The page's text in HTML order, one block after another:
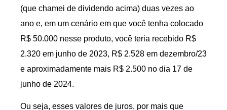
(que chamei de dividendo acima) duas vezes ao
ano e, em um cenário em que você tenha colocado
R$ 50.000 nesse produto, você teria recebido R$
2.320 em junho de 2023, R$ 2.528 em dezembro/23
e aproximadamente mais R$ 2.500 no dia 17 de
junho de 2024.
Ou seja, esses valores de juros, por mais que